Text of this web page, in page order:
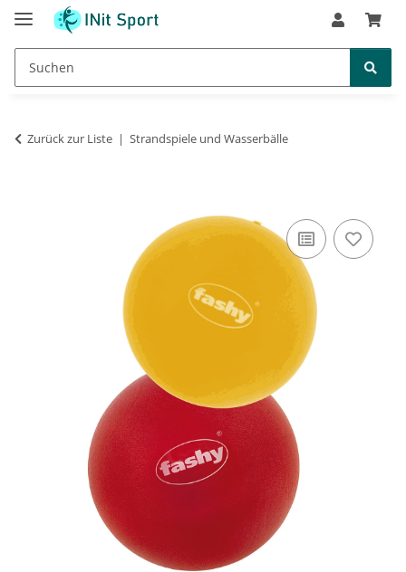
Zurück zur Liste Strandspiele und Wasserbälle